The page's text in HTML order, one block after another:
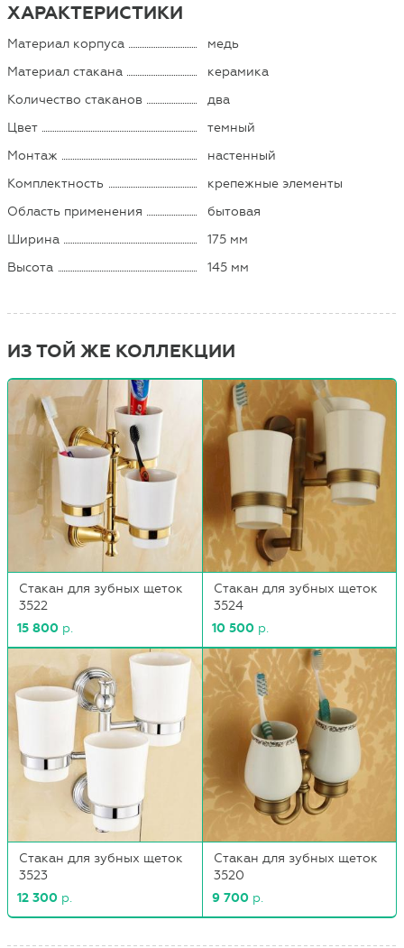
ХАРАКТЕРИСТИКИ
Материал корпуса
медь
Материал стакана
керамика
Количество стаканов
два
Цвет
темный
Монтаж
настенный
Комплектность
крепежные элементы
Область применения
бытовая
Ширина
175 мм
Высота
145 мм
ИЗ ТОЙ ЖЕ КОЛЛЕКЦИИ
Стакан для зубных щеток
3522
15 800 р.
Стакан для зубных щеток
3524
10 500 р.
Стакан для зубных щеток
3523
12 300 р.
Стакан для зубных щеток
3520
9 700 р.